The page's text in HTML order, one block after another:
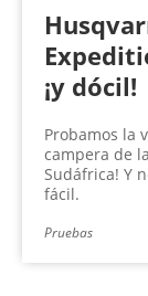
¡y dócil!
Probamos la
campera de
Sudáfrica! Y
fácil.
Pruebas